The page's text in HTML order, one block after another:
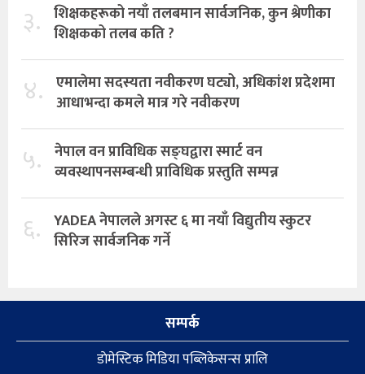
३. शिक्षकहरूको नयाँ तलबमान सार्वजनिक, कुन श्रेणीका
शिक्षकको तलब कति ?
४. एमालेमा सदस्यता नवीकरण घट्यो, अधिकांश प्रदेशमा
आधाभन्दा कमले मात्र गरे नवीकरण
५. नेपाल वन प्राविधिक सङ्घद्वारा स्मार्ट वन
व्यवस्थापनसम्बन्धी प्राविधिक प्रस्तुति सम्पन्न
६. YADEA नेपालले अगस्ट ६ मा नयाँ विद्युतीय स्कुटर
सिरिज सार्वजनिक गर्ने
सम्पर्क
डाेमेस्टिक मिडिया पब्लिकेसन्स प्रालि